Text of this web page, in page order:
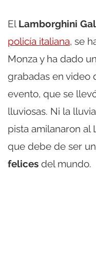
El Lamborghini
policía italiana, se
Monza y ha dado
grabadas en video
evento, que se
lluviosas. Ni la
pista amilanaron al
que debe de ser
felices del mundo.